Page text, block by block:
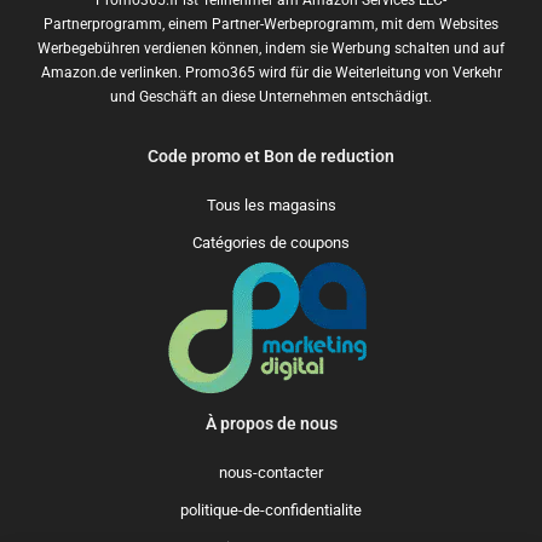
Partnerprogramm, einem Partner-Werbeprogramm, mit dem Websites
Werbegebühren verdienen können, indem sie Werbung schalten und auf
Amazon.de verlinken. Promo365 wird für die Weiterleitung von Verkehr
und Geschäft an diese Unternehmen entschädigt.
Code promo et Bon de reduction
Tous les magasins
Catégories de coupons
À propos de nous
nous-contacter
politique-de-confidentialite